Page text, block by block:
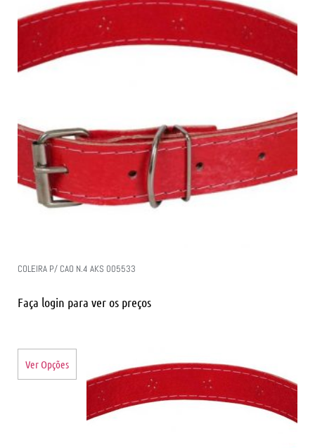
COLEIRA P/ CAO N.4 AKS 005533
Faça login para ver os preços
Ver Opções